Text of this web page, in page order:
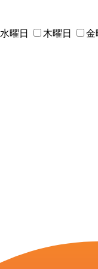
水曜日 木曜日 金